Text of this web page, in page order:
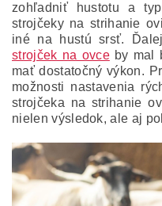
zohľadniť hustotu a
strojčeky na strihanie
iné na hustú srsť.
strojček na ovceby mal
mať dostatočný výkon.
možnosti nastavenia
strojčeka na strihanie
nielen výsledok, ale aj